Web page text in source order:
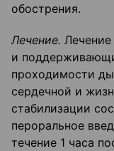
обострения.
Лечение.
и
проходимости
сердечной и
стабилизации
пероральное
течение 1 часа